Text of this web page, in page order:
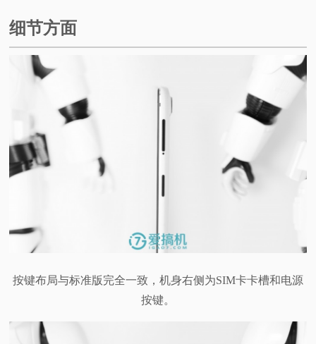
细节方面
按键布局与标准版完全一致，机身右侧为SIM卡卡槽和电源
按键。